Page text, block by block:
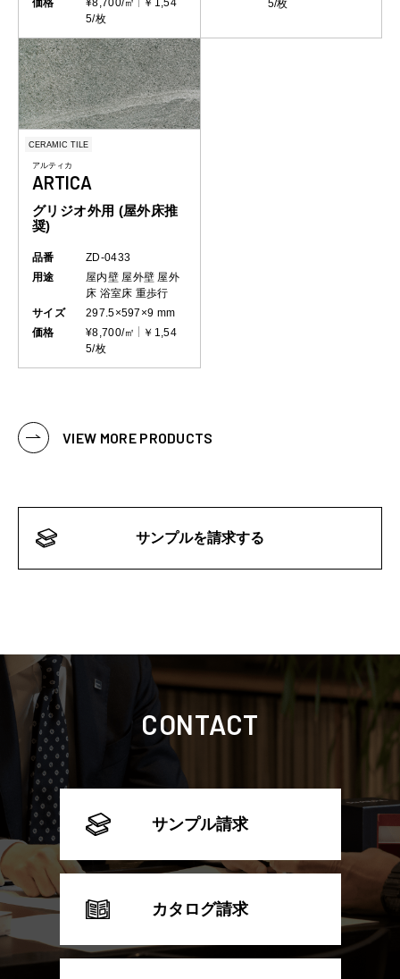
価格 ¥8,700/㎡
￥1,54
5/枚
5/枚
CERAMIC TILE
アルティカ
ARTICA
グリジオ外用 (屋外床推
奨)
品番
ZD-0433
用途
屋内壁 屋外壁 屋外
床 浴室床 重歩行
サイズ
297.5×597×9 mm
価格
¥8,700/㎡
￥1,54
5/枚
VIEW MORE PRODUCTS
サンプルを請求する
CONTACT
サンプル請求
カタログ請求